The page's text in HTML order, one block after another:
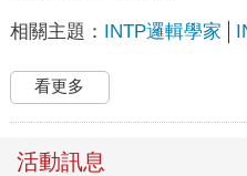
相關主題： INTP邏輯學家
看更多
活動訊息